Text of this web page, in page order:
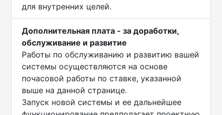
для внутренних целей.
Дополнительная плата - за доработки,
обслуживание и развитие
Работы по обслуживанию и развитию вашей
системы осуществляются на основе
почасовой работы по ставке, указанной
выше на данной странице.
Запуск новой системы и ее дальнейшее